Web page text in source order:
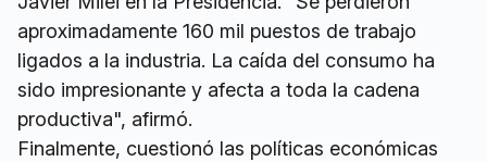
aproximadamente 160 mil puestos de trabajo
ligados a la industria. La caída del consumo ha
sido impresionante y afecta a toda la cadena
productiva", afirmó.
Finalmente, cuestionó las políticas económicas